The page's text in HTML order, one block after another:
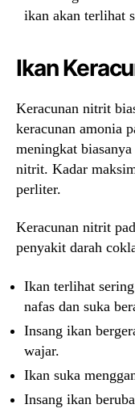
ikan akan terlihat
Ikan
Keracunan nitrit
keracunan amonia
meningkat
nitrit. Kadar
perliter.
Keracunan nitrit
penyakit darah
Ikan terlihat
nafas dan suka
Insang ikan
wajar.
Ikan suka
Insang ikan